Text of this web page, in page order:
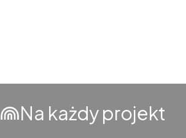
Na każdy projekt